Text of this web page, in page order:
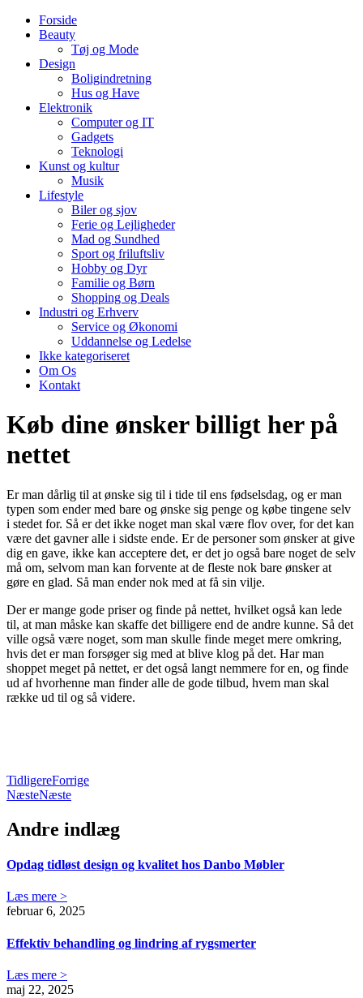
Forside
Beauty
Tøj og Mode
Design
Boligindretning
Hus og Have
Elektronik
Computer og IT
Gadgets
Teknologi
Kunst og kultur
Musik
Lifestyle
Biler og sjov
Ferie og Lejligheder
Mad og Sundhed
Sport og friluftsliv
Hobby og Dyr
Familie og Børn
Shopping og Deals
Industri og Erhverv
Service og Økonomi
Uddannelse og Ledelse
Ikke kategoriseret
Om Os
Kontakt
Køb dine ønsker billigt her på
nettet
Er man dårlig til at ønske sig til i tide til ens fødselsdag, og er man
typen som ender med bare og ønske sig penge og købe tingene selv
i stedet for. Så er det ikke noget man skal være flov over, for det kan
være det gavner alle i sidste ende. Er de personer som ønsker at give
dig en gave, ikke kan acceptere det, er det jo også bare noget de selv
må om, selvom man kan forvente at de fleste nok bare ønsker at
gøre en glad. Så man ender nok med at få sin vilje.
Der er mange gode priser og finde på nettet, hvilket også kan lede
til, at man måske kan skaffe det billigere end de andre kunne. Så det
ville også være noget, som man skulle finde meget mere omkring,
hvis det er man forsøger sig med at blive klog på det. Har man
shoppet meget på nettet, er det også langt nemmere for en, og finde
ud af hvorhenne man finder alle de gode tilbud, hvem man skal
række ud til og så videre.
TidligereForrige
NæsteNæste
Andre indlæg
Opdag tidløst design og kvalitet hos Danbo Møbler
Læs mere >
februar 6, 2025
Effektiv behandling og lindring af rygsmerter
Læs mere >
maj 22, 2025